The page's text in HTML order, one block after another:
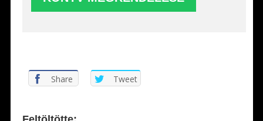
Share Tweet